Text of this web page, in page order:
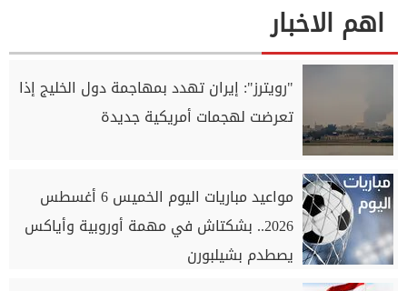
اهم الاخبار
"رويترز": إيران تهدد بمهاجمة دول الخليج إذا
تعرضت لهجمات أمريكية جديدة
مواعيد مباريات اليوم الخميس 6 أغسطس
2026.. بشكتاش في مهمة أوروبية وأياكس
يصطدم بشيلبورن